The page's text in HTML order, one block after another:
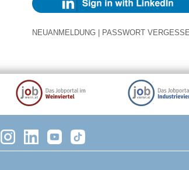
NEUANMELDUNG PASSWORT